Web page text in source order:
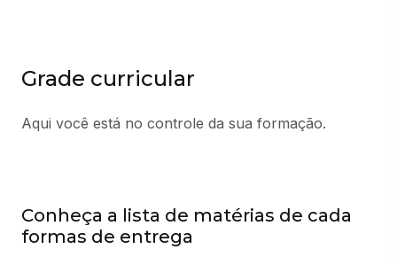
Grade curricular
Aqui você está no controle da sua formação.
Conheça a lista de matérias de cada
formas de entrega